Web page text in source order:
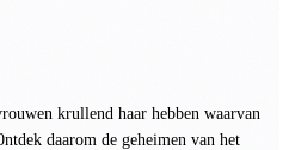
krullend haar hebben waarvan
daarom de geheimen van het